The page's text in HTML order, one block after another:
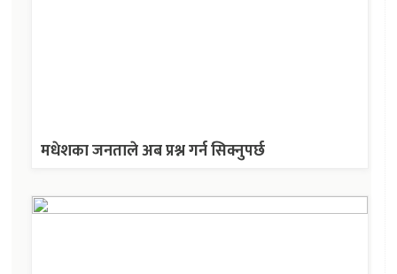
मधेशका जनताले अब प्रश्न गर्न सिक्नुपर्छ